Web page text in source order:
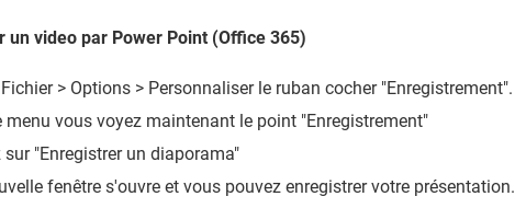
un video par Power Point (Office 365)
> Options > Personnaliser le ruban cocher "Enregistrement".
menu vous voyez maintenant le point "Enregistrement"
sur "Enregistrer un diaporama"
fenêtre s'ouvre et vous pouvez enregistrer votre présentation.